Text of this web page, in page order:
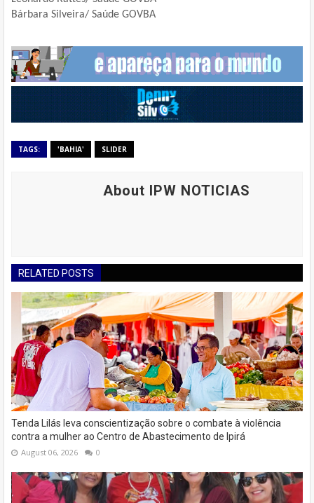
Bárbara Silveira/ Saúde GOVBA
TAGS: 'BAHIA' SLIDER
About IPW NOTICIAS
RELATED POSTS
Tenda Lilás leva conscientização sobre o combate à violência
contra a mulher ao Centro de Abastecimento de Ipirá
August 06, 2026 0